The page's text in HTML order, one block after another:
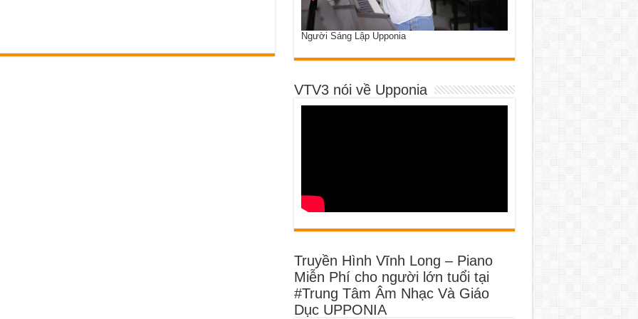
Người Sáng Lập Upponia
VTV3 nói về Upponia
Truyền Hình Vĩnh Long – Piano
Miễn Phí cho người lớn tuổi tại
#Trung Tâm Âm Nhạc Và Giáo
Dục UPPONIA